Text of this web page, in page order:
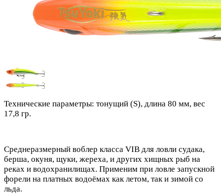
Технические параметры: тонущий (S), длина 80 мм, вес
17,8 гр.
Среднеразмерный воблер класса VIB для ловли судака,
берша, окуня, щуки, жереха, и других хищных рыб на
реках и водохранилищах. Применим при ловле запускной
форели на платных водоёмах как летом, так и зимой со
льда.